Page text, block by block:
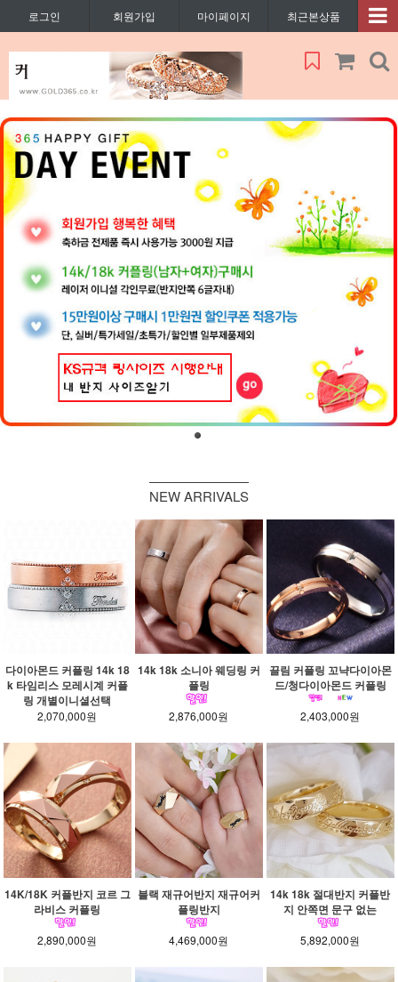
로그인 회원가입 마이페이지 최근본상품
NEW ARRIVALS
다이아몬드 커플링 14k 18
k 타임리스 모레시계 커플
링 개별이니셜선택
2,070,000원
14k 18k 소니아 웨딩링 커
플링
2,876,000원
끌림 커플링 꼬냑다이아몬
드/청다이아몬드 커플링
2,403,000원
14K/18K 커플반지 코르 그
라비스 커플링
2,890,000원
블랙 재규어반지 재규어커
플링반지
4,469,000원
14k 18k 절대반지 커플반
지 안쪽면 문구 없는
5,892,000원